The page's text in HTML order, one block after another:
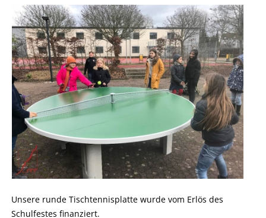
Unsere runde Tischtennisplatte wurde vom Erlös des
Schulfestes finanziert.